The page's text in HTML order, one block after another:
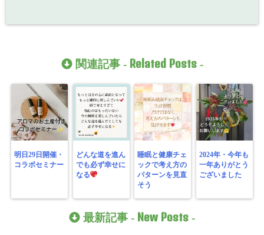
関連記事 - Related Posts-
明日29日開催・
コラボセミナー
どんな道を進ん
でも必ず幸せに
なる
睡眠と健康チェ
ックで考え方の
パターンを見直
そう
2024年・今年も
一年ありがとう
ございました
最新記事 - New Posts -